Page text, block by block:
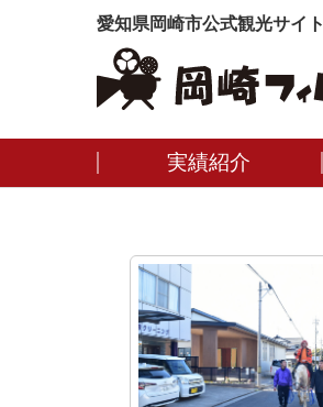
愛知県岡崎市公式観光サイト
実績紹介